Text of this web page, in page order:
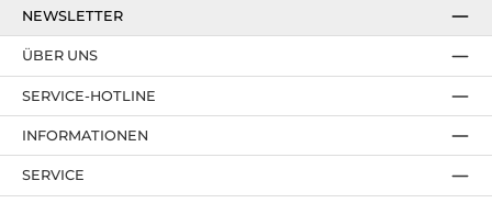
NEWSLETTER
SERVICE-HOTLINE
ÜBER UNS
INFORMATIONEN
SERVICE